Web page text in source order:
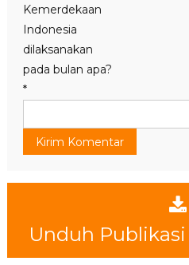
Kemerdekaan
Indonesia
dilaksanakan
pada bulan apa?
*
Unduh